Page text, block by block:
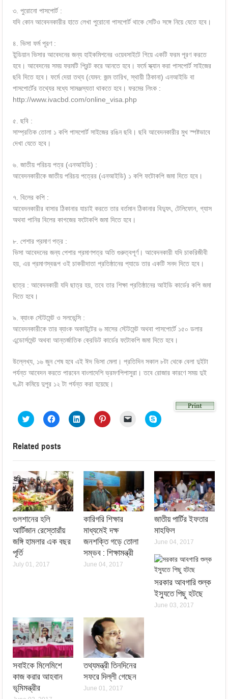
৩. পুরোনো পাসপোর্ট :
যদি কোন আবেদনকারীর হাতে লেখা পুরোনো পাসপোর্ট থাকে সেটিও সঙ্গে নিয়ে যেতে হবে।
৪. ভিসা ফর্ম পূরণ :
ইন্ডিয়ান ভিসার আবেদনের জন্য হাইকমিশনের ওয়েবসাইটে গিয়ে একটি ফরম পূরণ করতে
হবে। আবেদনের সময় ফরমটি প্রিন্ট করে আনতে হবে। ফর্মে স্ক্যান করা পাসপোর্ট সাইজের
ছবি দিতে হবে। ফর্মে দেয়া তথ্য (যেমন: জন্ম তারিখ, স্থায়ী ঠিকানা) এনআইডি বা
পাসপোর্টের তথ্যের মধ্যে সামঞ্জস্যতা থাকতে হবে। ফরমের লিংক :
http://www.ivacbd.com/online_visa.php
৫. ছবি :
সাম্প্রতিক তোলা ১ কপি পাসপোর্ট সাইজের রঙিন ছবি। ছবি আবেদনকারীর মুখ স্পষ্টভাবে
দেখা যেতে হবে।
৬. জাতীয় পরিচয় পত্র (এনআইডি) :
আবেদনকারীকে জাতীয় পরিচয় পত্রের (এনআইডি) ১ কপি ফটোকপি জমা দিতে হবে।
৭. বিলের কপি :
আবেদনকারীর বাসার ঠিকানার যাচাই করতে তার বর্তমান ঠিকানার বিদ্যুৎ, টেলিফোন, গ্যাস
অথবা পানির বিলের কাগজের ফটোকপি জমা দিতে হবে।
৮. পেশার প্রমাণ পত্র :
ভিসা আবেদনের জন্য পেশার প্রমাণপত্র অতি গুরুত্বপূর্ণ। আবেদনকারী যদি চাকরিজীবী
হয়, এর প্রমাণস্বরূপ ওই চাকরীদাতা প্রতিষ্ঠানের প্যাডে তার একটি সনদ দিতে হবে।
ছাত্র : আবেদনকারী যদি ছাত্র হয়, তবে তার শিক্ষা প্রতিষ্ঠানের আইডি কার্ডের কপি জমা
দিতে হবে।
৯. ব্যাংক স্টেটমেন্ট ও সলভেন্সি :
আবেদনকারীকে তার ব্যাংক অকাউন্টের ৬ মাসের স্টেটমেন্ট অথবা পাসপোর্টে ১৫০ ডলার
এন্ডোর্সমেন্ট অথবা আন্তর্জাতিক ক্রেডিট কার্ডের ফটোকপি জমা দিতে হবে।
উল্লেখ্য, ১৬ জুন শেষ হবে এই ঈদ ভিসা মেলা। প্রতিদিন সকাল ৮টা থেকে বেলা দুইটা
পর্যন্ত আবেদন করতে পারবেন বাংলাদেশি ভ্রমণপিপাসুরা। তবে রোজার কারণে সময় দুই
ঘণ্টা কমিয়ে দুপুর ১২ টা পর্যন্ত করা হয়েছে।
Click
to
Twitter
(Opens
window)
Click
to
Facebook
(Opens
window)
Click
to
window)
Click
to
window)
Click
(Opens
in
window)
Click
to
window)
Related posts
গুলশানের হলি
আর্টিজান রেস্তোরাঁয়
জঙ্গি হামলার এক বছর
পূর্তি
July 01, 2017
কারিগরি শিক্ষার
মাধ্যমেই দক্ষ
জনশক্তি গড়ে তোলা
সম্ভব : শিক্ষামন্ত্রী
June 04, 2017
জাতীয় পার্টির ইফতার
মাহফিল
June 04, 2017
সরকার আবগারি শুল্ক
ইস্যুতে পিছু হটছে
June 03, 2017
সবাইকে মিলেমিশে
কাজ করার আহবান
ভূমিমন্ত্রীর
তথ্যমন্ত্রী তিনদিনের
সফরে দিল্লী গেছেন
June 01, 2017